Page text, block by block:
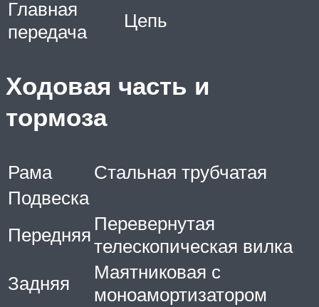
Главная
передача
Цепь
Ходовая часть и
тормоза
Рама
Стальная трубчатая
Подвеска
Передняя Перевернутая
телескопическая вилка
Задняя
Маятниковая с
моноамортизатором